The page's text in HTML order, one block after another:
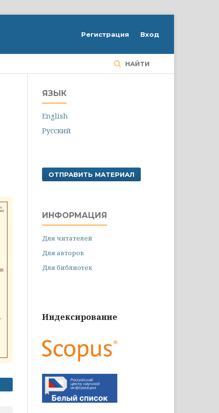
НАЙТИ
Регистрация Вход
ЯЗЫК
English
Русский
ОТПРАВИТЬ МАТЕРИАЛ
ИНФОРМАЦИЯ
Для читателей
Для авторов
Для библиотек
Индексирование